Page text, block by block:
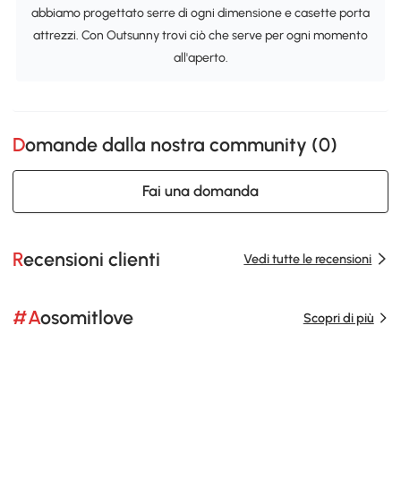
abbiamo progettato serre di ogni dimensione e casette porta
attrezzi. Con Outsunny trovi ciò che serve per ogni momento
all'aperto.
Domande dalla nostra community (0)
Fai una domanda
Recensioni clienti Vedi tutte le recensioni
#Aosomitlove Scopri di più